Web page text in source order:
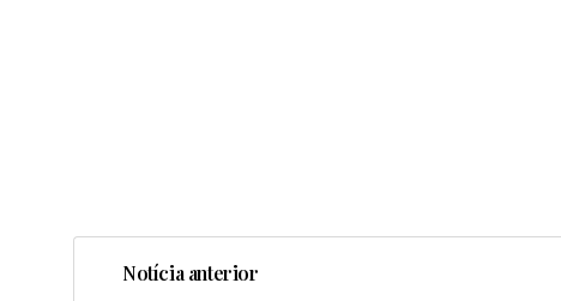
Notícia anterior